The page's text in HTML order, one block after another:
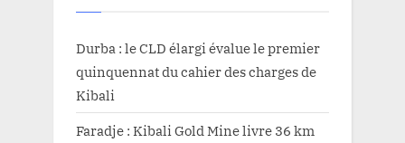
Durba : le CLD élargi évalue le premier
quinquennat du cahier des charges de
Kibali
Faradje : Kibali Gold Mine livre 36 km